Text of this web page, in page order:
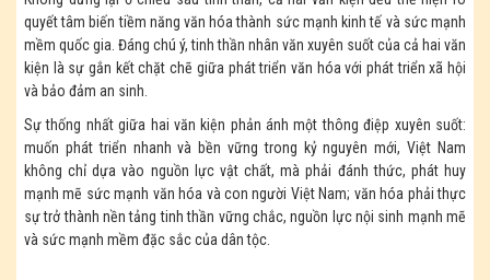
quyết tâm biến tiềm năng văn hóa thành sức mạnh kinh tế và sức mạnh
mềm quốc gia. Đáng chú ý, tinh thần nhân văn xuyên suốt của cả hai văn
kiện là sự gắn kết chặt chẽ giữa phát triển văn hóa với phát triển xã hội
và bảo đảm an sinh.
Sự thống nhất giữa hai văn kiện phản ánh một thông điệp xuyên suốt:
muốn phát triển nhanh và bền vững trong kỷ nguyên mới, Việt Nam
không chỉ dựa vào nguồn lực vật chất, mà phải đánh thức, phát huy
mạnh mẽ sức mạnh văn hóa và con người Việt Nam; văn hóa phải thực
sự trở thành nền tảng tinh thần vững chắc, nguồn lực nội sinh mạnh mẽ
và sức mạnh mềm đặc sắc của dân tộc.